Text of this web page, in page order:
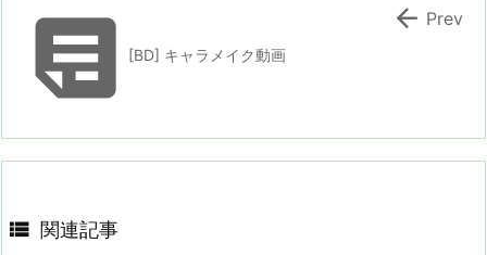
[BD] キャラメイク動画
 Prev
 関連記事